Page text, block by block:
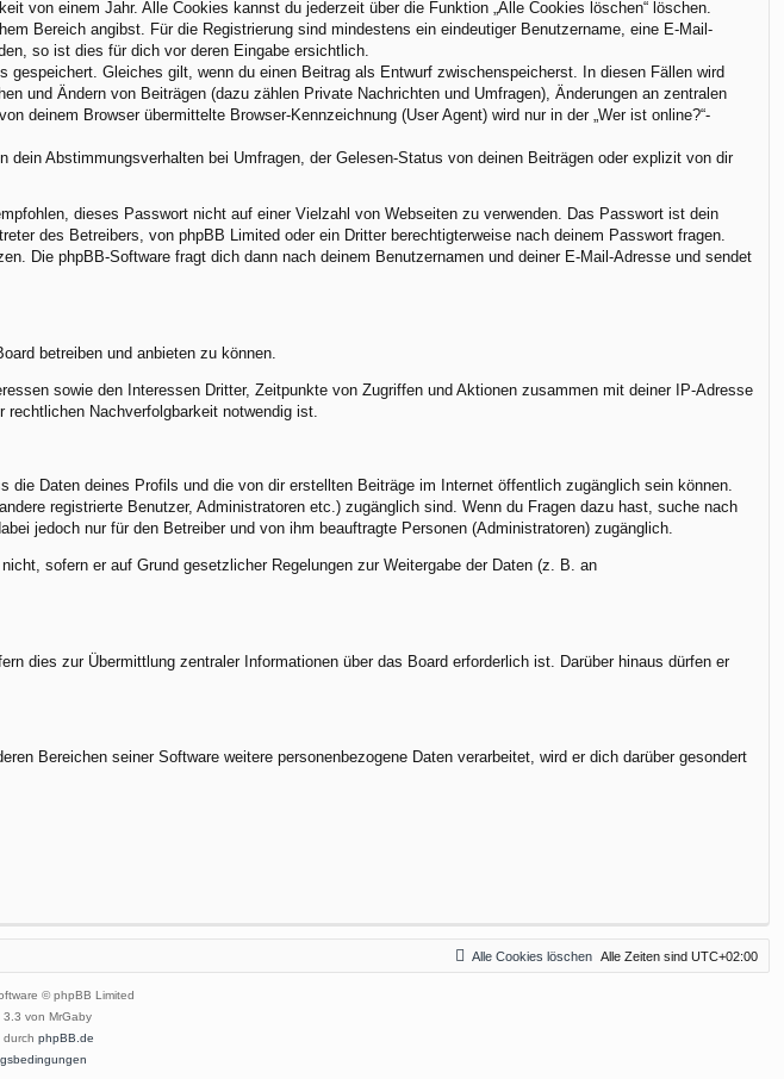
von einem Jahr. Alle Cookies kannst du jederzeit über die Funktion „Alle Cookies löschen“ löschen.
Bereich angibst. Für die Registrierung sind mindestens ein eindeutiger Benutzername, eine E-Mail-
so ist dies für dich vor deren Eingabe ersichtlich.
Gleiches gilt, wenn du einen Beitrag als Entwurf zwischenspeicherst. In diesen Fällen wird
und Ändern von Beiträgen (dazu zählen Private Nachrichten und Umfragen), Änderungen an zentralen
deinem Browser übermittelte Browser-Kennzeichnung (User Agent) wird nur in der „Wer ist online?“-
Abstimmungsverhalten bei Umfragen, der Gelesen-Status von deinen Beiträgen oder explizit von dir
dieses Passwort nicht auf einer Vielzahl von Webseiten zu verwenden. Das Passwort ist dein
des Betreibers, von phpBB Limited oder ein Dritter berechtigterweise nach deinem Passwort fragen.
Die phpBB-Software fragt dich dann nach deinem Benutzernamen und deiner E-Mail-Adresse und sendet
betreiben und anbieten zu können.
sowie den Interessen Dritter, Zeitpunkte von Zugriffen und Aktionen zusammen mit deiner IP-Adresse
Nachverfolgbarkeit notwendig ist.
Daten deines Profils und die von dir erstellten Beiträge im Internet öffentlich zugänglich sein können.
registrierte Benutzer, Administratoren etc.) zugänglich sind. Wenn du Fragen dazu hast, suche nach
jedoch nur für den Betreiber und von ihm beauftragte Personen (Administratoren) zugänglich.
sofern er auf Grund gesetzlicher Regelungen zur Weitergabe der Daten (z. B. an
dies zur Übermittlung zentraler Informationen über das Board erforderlich ist. Darüber hinaus dürfen er
Bereichen seiner Software weitere personenbezogene Daten verarbeitet, wird er dich darüber gesondert
Alle Zeiten sind UTC+02:00
Alle Cookies löschen
© phpBB Limited
3.3 von MrGaby
durch phpBB.de